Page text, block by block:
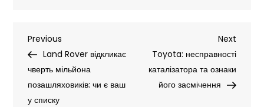
Jaguar
Rover:
Навігація
записів
Previous
Post
Previous
Land Rover відкликає
чверть мільйона
позашляховиків: чи є ваш
у списку
Next
Post
Next
Toyota: несправності
каталізатора та ознаки
його засмічення